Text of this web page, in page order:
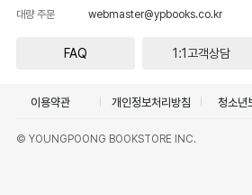
대량 주문
webmaster@ypbooks.co.kr
FAQ 1:1고객상담
이용약관 개인정보처리방침 청소년
© YOUNGPOONG BOOKSTORE INC.